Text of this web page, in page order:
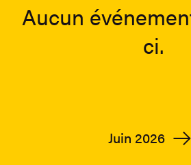
Aucun
ci.
Juin 2026